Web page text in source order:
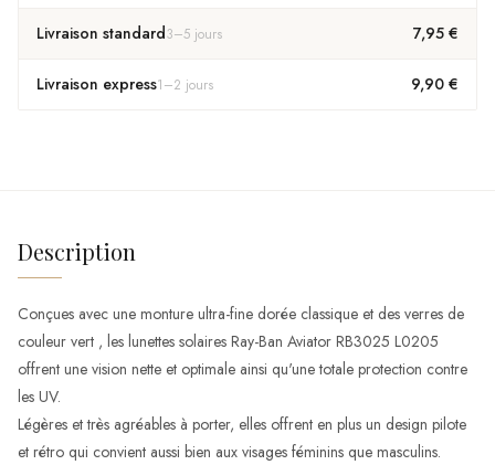
Livraison standard3–5 jours 7,95 €
Livraison express1–2 jours 9,90 €
Description
Conçues avec une monture ultra-fine dorée classique et des verres de
couleur vert , les lunettes solaires Ray-Ban Aviator RB3025 L0205
offrent une vision nette et optimale ainsi qu'une totale protection contre
les UV.
Légères et très agréables à porter, elles offrent en plus un design pilote
et rétro qui convient aussi bien aux visages féminins que masculins.